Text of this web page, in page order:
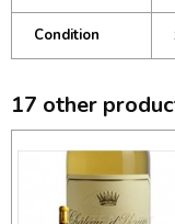
Condition
17 other